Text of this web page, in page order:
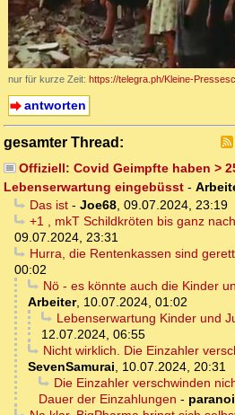
nur für kurze Zeit: https://telegra.ph/Kleine-
antworten
gesamter Thread:
Offiziell: Covid Geimpfte haben >
Lebenserwartung eingebüsst -
Das ist- Joe68, 09.07.2024, 23:19
+1 , mkT Schildkröten bis ganz
09.07.2024, 23:31
Hurra, die Rentenkassen sind
00:02
Nö - es könnte auch die Kinder
Arbeiter, 10.07.2024, 01:02
Lebenserwartung Kinder und
12.07.2024, 06:55
Nicht wirklich. Die Einzahler
SevenSamurai, 10.07.2024, 20:31
Die Einzahler verschwinden
Dauer der Einzahlungen -